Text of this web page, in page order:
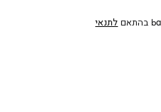
לתנאי